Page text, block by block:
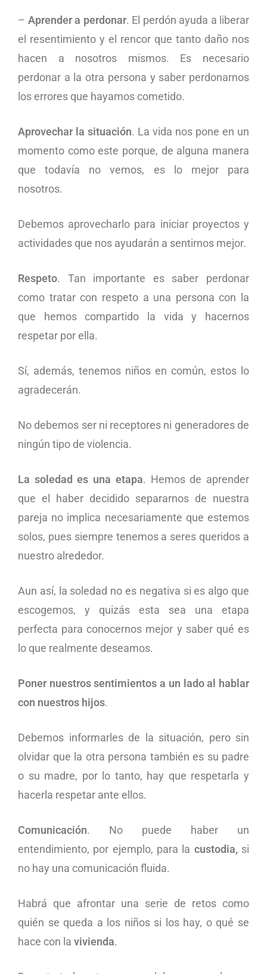
– Aprender a perdonar. El perdón ayuda a liberar
el resentimiento y el rencor que tanto daño nos
hacen a nosotros mismos. Es necesario
perdonar a la otra persona y saber perdonarnos
los errores que hayamos cometido.
Aprovechar la situación. La vida nos pone en un
momento como este porque, de alguna manera
que todavía no vemos, es lo mejor para
nosotros.
Debemos aprovecharlo para iniciar proyectos y
actividades que nos ayudarán a sentirnos mejor.
Respeto. Tan importante es saber perdonar
como tratar con respeto a una persona con la
que hemos compartido la vida y hacernos
respetar por ella.
Sí, además, tenemos niños en común, estos lo
agradecerán.
No debemos ser ni receptores ni generadores de
ningún tipo de violencia.
La soledad es una etapa. Hemos de aprender
que el haber decidido separarnos de nuestra
pareja no implica necesariamente que estemos
solos, pues siempre tenemos a seres queridos a
nuestro alrededor.
Aun así, la soledad no es negativa si es algo que
escogemos, y quizás esta sea una etapa
perfecta para conocernos mejor y saber qué es
lo que realmente deseamos.
Poner nuestros sentimientos a un lado al hablar
con nuestros hijos.
Debemos informarles de la situación, pero sin
olvidar que la otra persona también es su padre
o su madre, por lo tanto, hay que respetarla y
hacerla respetar ante ellos.
Comunicación. No puede haber un
entendimiento, por ejemplo, para la custodia, si
no hay una comunicación fluida.
Habrá que afrontar una serie de retos como
quién se queda a los niños si los hay, o qué se
hace con la vivienda.